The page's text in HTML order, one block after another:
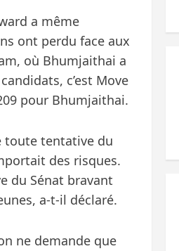
a même
ont perdu face aux
où Bhumjaithai a
c’est Move
pour Bhumjaithai.
toute tentative du
des risques.
du Sénat bravant
a-t-il déclaré.
ne demande que